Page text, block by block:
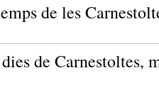
de les
de Carnestoltes,